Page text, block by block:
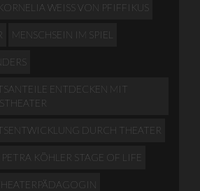
WEISS VON PFIFFIKUS
MENSCHSEIN IM SPIEL
ENTDECKEN MIT
DURCH THEATER
PETRA KÖHLER STAGE OF LIFE